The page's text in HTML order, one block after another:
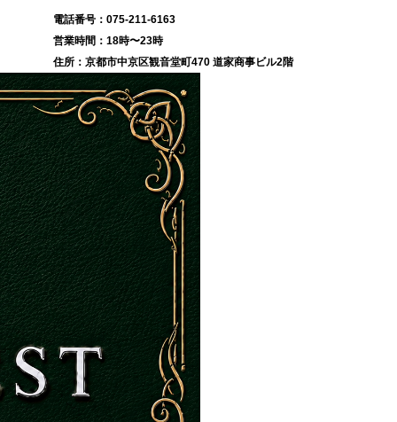
075-211-6163
18時〜23時
京都市中京区観音堂町470 道家商事ビル2階